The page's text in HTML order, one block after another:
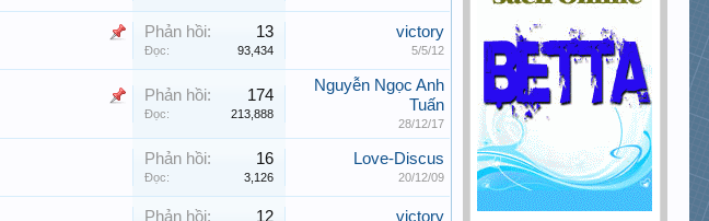
Phản hồi: 13
Đọc: 93,434
victory
5/5/12
Phản hồi: 174
Đọc: 213,888
Nguyễn Ngọc Anh
Tuấn
28/12/17
Phản hồi: 16
Đọc: 3,126
Love-Discus
20/12/09
Phản hồi: 12 victory